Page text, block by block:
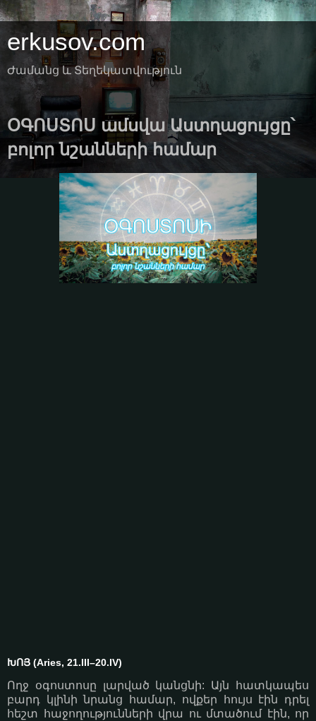
erkusov.com
Ժամանց և Տեղեկատվություն
ՕԳՈՍՏՈՍ ամսվա Աստղացույցը՝
բոլոր նշանների համար
ԽՈՅ (Aries, 21.III–20.IV)
Ողջ օգոստոսը լարված կանցնի: Այն հատկապես
բարդ կլինի նրանց համար, ովքեր հույս էին դրել
հեշտ հաջողությունների վրա ու մտածում էին, որ